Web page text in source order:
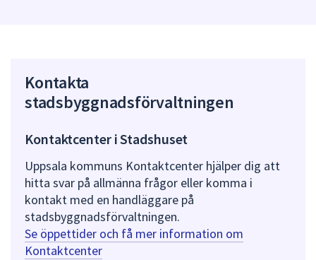
Kontakta
stadsbyggnadsförvaltningen
Kontaktcenter i Stadshuset
Uppsala kommuns Kontaktcenter hjälper dig att
hitta svar på allmänna frågor eller komma i
kontakt med en handläggare på
stadsbyggnadsförvaltningen.
Se öppettider och få mer information om
Kontaktcenter